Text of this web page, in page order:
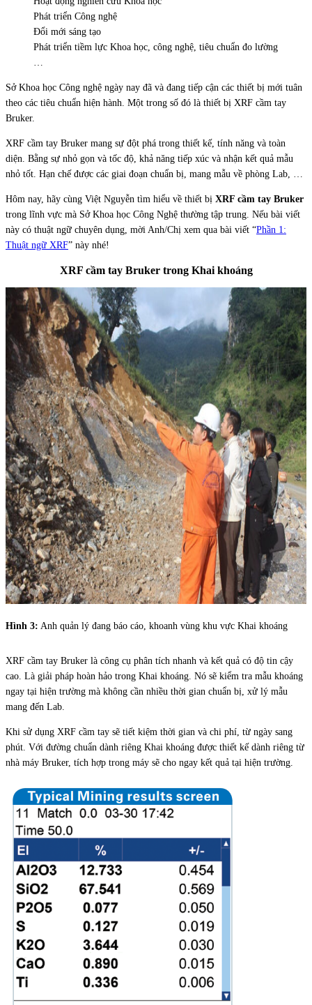
Phát triển Công nghệ
Đổi mới sáng tạo
Phát triển tiềm lực Khoa học, công nghệ, tiêu chuẩn đo lường
…
Sở Khoa học Công nghệ ngày nay đã và đang tiếp cận các thiết bị mới tuân
theo các tiêu chuẩn hiện hành. Một trong số đó là thiết bị XRF cầm tay
Bruker.
XRF cầm tay Bruker mang sự đột phá trong thiết kế, tính năng và toàn
diện. Bằng sự nhỏ gọn và tốc độ, khả năng tiếp xúc và nhận kết quả mẫu
nhỏ tốt. Hạn chế được các giai đoạn chuẩn bị, mang mẫu về phòng Lab, …
Hôm nay, hãy cùng Việt Nguyễn tìm hiểu về thiết bị XRF cầm tay Bruker
trong lĩnh vực mà Sở Khoa học Công Nghệ thường tập trung. Nếu bài viết
này có thuật ngữ chuyên dụng, mời Anh/Chị xem qua bài viết “Phần 1:
Thuật ngữ XRF” này nhé!
XRF cầm tay Bruker trong Khai khoáng
Hình 3: Anh quản lý đang báo cáo, khoanh vùng khu vực Khai khoáng
XRF cầm tay Bruker là công cụ phân tích nhanh và kết quả có độ tin cậy
cao. Là giải pháp hoàn hảo trong Khai khoáng. Nó sẽ kiểm tra mẫu khoáng
ngay tại hiện trường mà không cần nhiều thời gian chuẩn bị, xử lý mẫu
mang đến Lab.
Khi sử dụng XRF cầm tay sẽ tiết kiệm thời gian và chi phí, từ ngày sang
phút. Với đường chuẩn dành riêng Khai khoáng được thiết kế dành riêng từ
nhà máy Bruker, tích hợp trong máy sẽ cho ngay kết quả tại hiện trường.